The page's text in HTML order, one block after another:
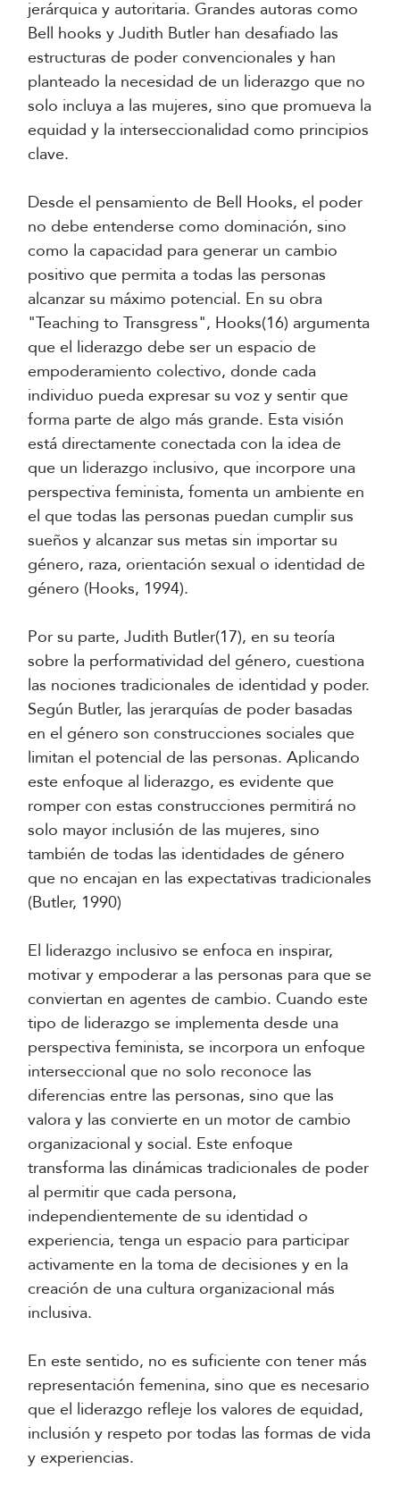
jerárquica y autoritaria. Grandes autoras como
Bell hooks y Judith Butler han desafiado las
estructuras de poder convencionales y han
planteado la necesidad de un liderazgo que no
solo incluya a las mujeres, sino que promueva la
equidad y la interseccionalidad como principios
clave.
Desde el pensamiento de Bell Hooks, el poder
no debe entenderse como dominación, sino
como la capacidad para generar un cambio
positivo que permita a todas las personas
alcanzar su máximo potencial. En su obra
"Teaching to Transgress", Hooks(16) argumenta
que el liderazgo debe ser un espacio de
empoderamiento colectivo, donde cada
individuo pueda expresar su voz y sentir que
forma parte de algo más grande. Esta visión
está directamente conectada con la idea de
que un liderazgo inclusivo, que incorpore una
perspectiva feminista, fomenta un ambiente en
el que todas las personas puedan cumplir sus
sueños y alcanzar sus metas sin importar su
género, raza, orientación sexual o identidad de
género (Hooks, 1994).
Por su parte, Judith Butler(17), en su teoría
sobre la performatividad del género, cuestiona
las nociones tradicionales de identidad y poder.
Según Butler, las jerarquías de poder basadas
en el género son construcciones sociales que
limitan el potencial de las personas. Aplicando
este enfoque al liderazgo, es evidente que
romper con estas construcciones permitirá no
solo mayor inclusión de las mujeres, sino
también de todas las identidades de género
que no encajan en las expectativas tradicionales
(Butler, 1990)
El liderazgo inclusivo se enfoca en inspirar,
motivar y empoderar a las personas para que se
conviertan en agentes de cambio. Cuando este
tipo de liderazgo se implementa desde una
perspectiva feminista, se incorpora un enfoque
interseccional que no solo reconoce las
diferencias entre las personas, sino que las
valora y las convierte en un motor de cambio
organizacional y social. Este enfoque
transforma las dinámicas tradicionales de poder
al permitir que cada persona,
independientemente de su identidad o
experiencia, tenga un espacio para participar
activamente en la toma de decisiones y en la
creación de una cultura organizacional más
inclusiva.
En este sentido, no es suficiente con tener más
representación femenina, sino que es necesario
que el liderazgo refleje los valores de equidad,
inclusión y respeto por todas las formas de vida
y experiencias.